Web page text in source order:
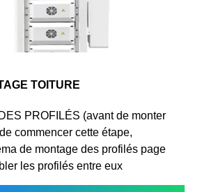
TOITURE
PROFILÉS (avant de monter
commencer cette étape,
de montage des profilés page
les profilés entre eux